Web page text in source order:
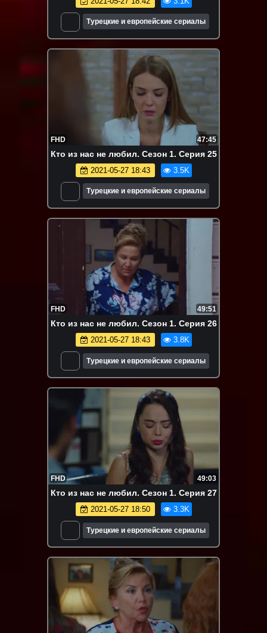
Турецкие и европейские сериалы
FHD 47:45
Кто из нас не любил. Сезон 1. Серия 25
2021-05-27 18:43 3.5K
Турецкие и европейские сериалы
FHD 49:51
Кто из нас не любил. Сезон 1. Серия 26
2021-05-27 18:43 3.8K
Турецкие и европейские сериалы
FHD 49:03
Кто из нас не любил. Сезон 1. Серия 27
2021-05-27 18:50 3.3K
Турецкие и европейские сериалы